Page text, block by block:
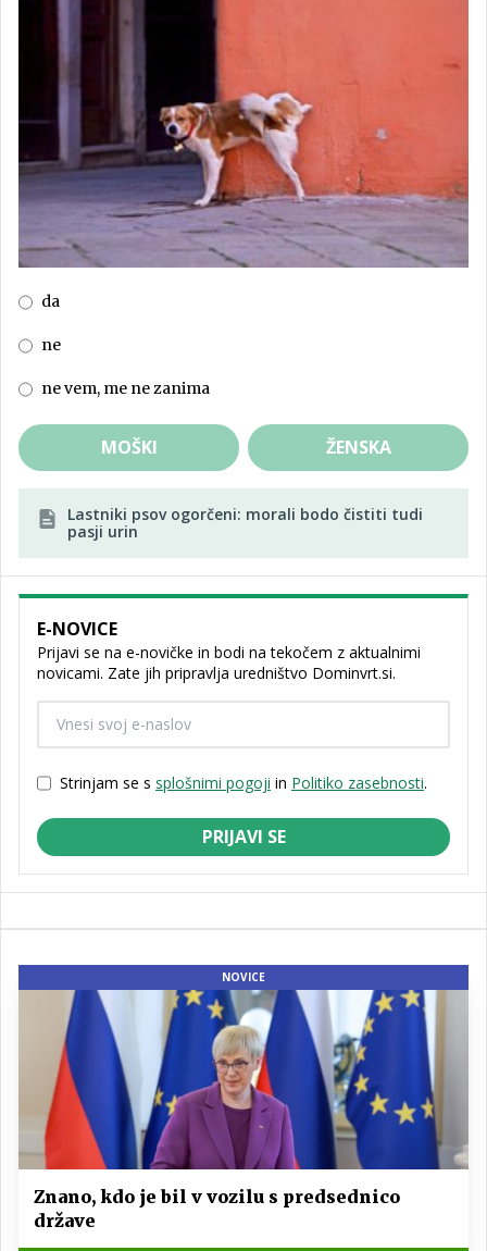
da
ne
ne vem, me ne zanima
MOŠKI ŽENSKA
Lastniki psov ogorčeni: morali bodo čistiti tudi
pasji urin
E-NOVICE
Prijavi se na e-novičke in bodi na tekočem z aktualnimi
novicami. Zate jih pripravlja uredništvo Dominvrt.si.
Strinjam se s splošnimi pogoji in Politiko zasebnosti.
PRIJAVI SE
NOVICE
Znano, kdo je bil v vozilu s predsednico
države